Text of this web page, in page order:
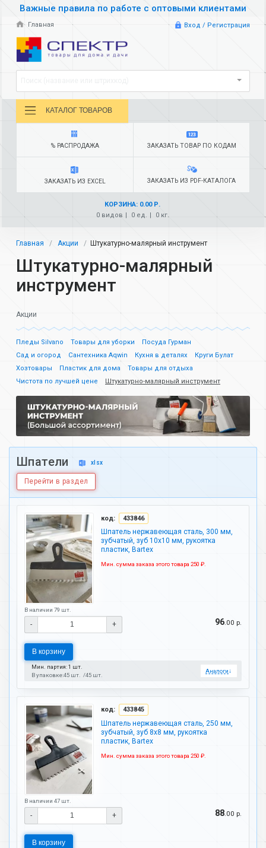
Важные правила по работе с оптовыми клиентами
Главная Вход / Регистрация
КАТАЛОГ ТОВАРОВ
% РАСПРОДАЖА ЗАКАЗАТЬ ТОВАР ПО КОДАМ
ЗАКАЗАТЬ ИЗ EXCEL ЗАКАЗАТЬ ИЗ PDF-КАТАЛОГА
КОРЗИНА: 0.00 Р.
0 видов
0 ед. 0 кг.
Главная Акции Штукатурно-малярный инструмент
Штукатурно-малярный
инструмент
Акции
Пледы Silvano Товары для уборки
Посуда Гурман
Сад и огород
Сантехника Aqwin Кухня в деталях
Круги Булат
Хозтовары
Пластик для дома
Товары для отдыха
Чистота по лучшей цене
Штукатурно-малярный инструмент
Шпатели xlsx
Перейти в раздел
код: 433846
Шпатель нержавеющая сталь, 300 мм,
зубчатый, зуб 10х10 мм, рукоятка
пластик, Bartex
Мин. сумма заказа этого товара 250 ₽.
В наличии 79 шт.
- + 96.00 р.
В корзину
Мин. партия: 1 шт.
В упаковке:45 шт. 45 шт.
Аналоги↓
код: 433845
Шпатель нержавеющая сталь, 250 мм,
зубчатый, зуб 8х8 мм, рукоятка
пластик, Bartex
Мин. сумма заказа этого товара 250 ₽.
В наличии 47 шт.
- + 88.00 р.
В корзину